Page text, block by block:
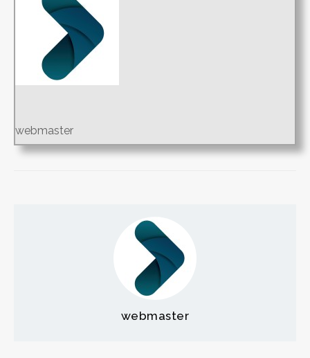
webmaster
webmaster